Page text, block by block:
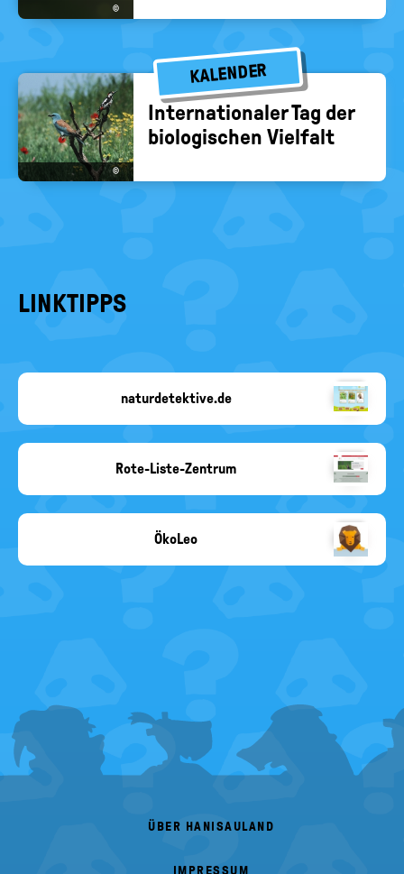
©
KALENDER
©
In­ter­na­tio­na­ler Tag der
bio­lo­gi­schen Viel­falt
LINKTIPPS
fehlt
naturdetektive.de
zentrum.de
Rote-Liste-Zentrum
ÖkoLeo
FOOTER
MENU
ÜBER HANISAULAND
IMPRESSUM